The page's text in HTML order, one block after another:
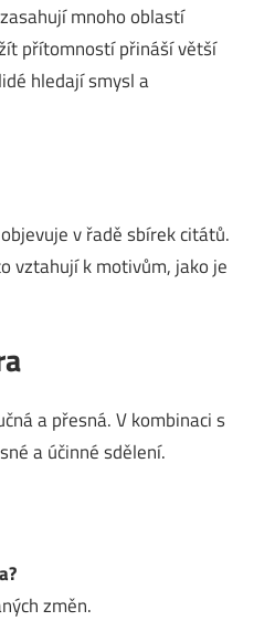
zasahují mnoho oblastí
přítomností přináší větší
hledají smysl a
v řadě sbírek citátů.
vztahují k motivům, jako je
a přesná. V kombinaci s
a účinné sdělení.
změn.